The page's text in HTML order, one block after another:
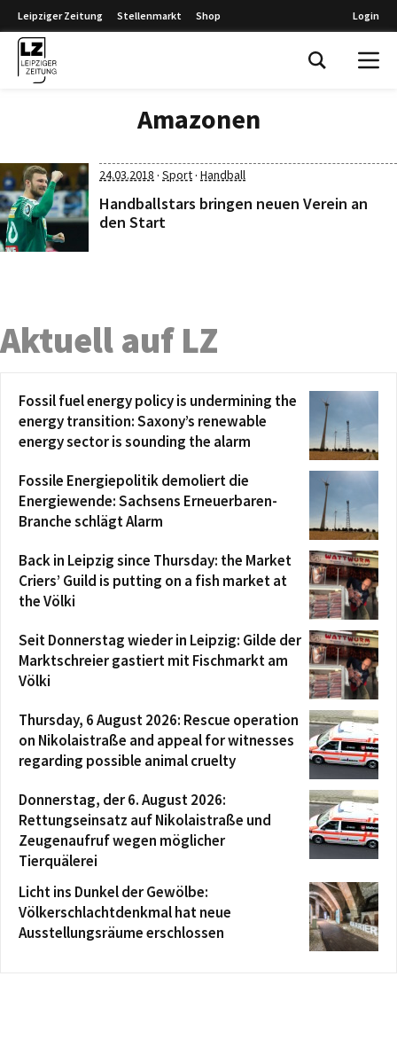
Leipziger Zeitung Stellenmarkt Shop Login
Amazonen
24.03.2018 · Sport· Handball
Handballstars bringen neuen Verein an
den Start
Aktuell auf LZ
Fossil fuel energy policy is undermining the
energy transition: Saxony’s renewable
energy sector is sounding the alarm
Fossile Energiepolitik demoliert die
Energiewende: Sachsens Erneuerbaren-
Branche schlägt Alarm
Back in Leipzig since Thursday: the Market
Criers’ Guild is putting on a fish market at
the Völki
Seit Donnerstag wieder in Leipzig: Gilde der
Marktschreier gastiert mit Fischmarkt am
Völki
Thursday, 6 August 2026: Rescue operation
on Nikolaistraße and appeal for witnesses
regarding possible animal cruelty
Donnerstag, der 6. August 2026:
Rettungseinsatz auf Nikolaistraße und
Zeugenaufruf wegen möglicher
Tierquälerei
Licht ins Dunkel der Gewölbe:
Völkerschlachtdenkmal hat neue
Ausstellungsräume erschlossen